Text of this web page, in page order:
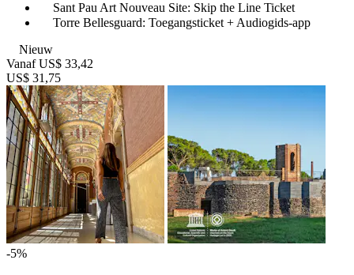
Sant Pau Art Nouveau Site: Skip the Line Ticket
Torre Bellesguard: Toegangsticket + Audiogids-app
Nieuw
Vanaf US$ 33,42
US$ 31,75
-5%